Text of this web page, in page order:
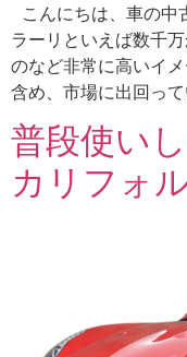
こんにちは、車の
ラーリといえば数千
のなど非常に高いイ
含め、市場に出回っ
普段使い
カリフォ